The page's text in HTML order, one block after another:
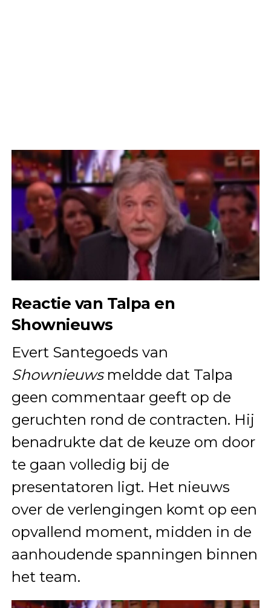
Reactie van Talpa en
Shownieuws
Evert Santegoeds van
Shownieuwsmeldde dat Talpa
geen commentaar geeft op de
geruchten rond de contracten. Hij
benadrukte dat de keuze om door
te gaan volledig bij de
presentatoren ligt. Het nieuws
over de verlengingen komt op een
opvallend moment, midden in de
aanhoudende spanningen binnen
het team.